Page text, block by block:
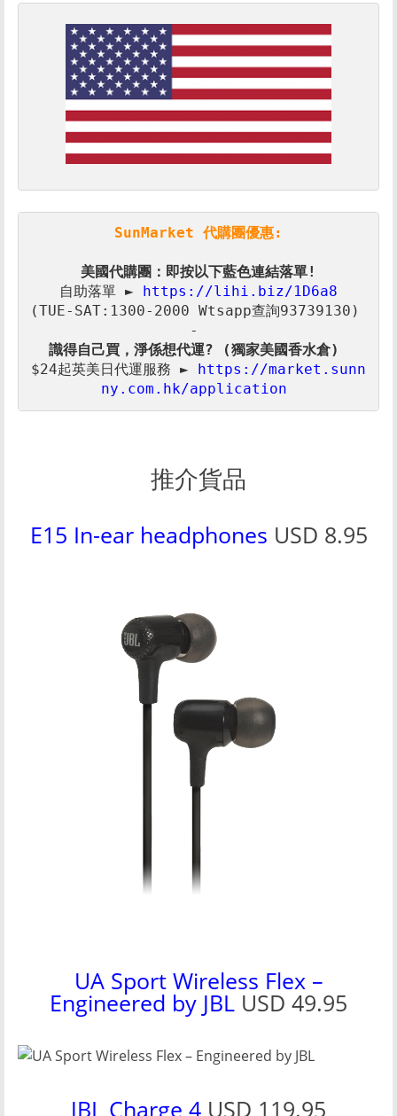
SunMarket 代購團優惠:
美國代購團：即按以下藍色連結落單!
自助落單 ►
(TUE-SAT:1300-2000 Wtsapp查詢93739130)
$24起英美日代運服務 ►
https://market.sunn
ny.com.hk/application
推介貨品
E15 In-ear headphones USD 8.95
UA Sport Wireless Flex –
Engineered by JBL USD 49.95
JBL Charge 4 USD 119.95